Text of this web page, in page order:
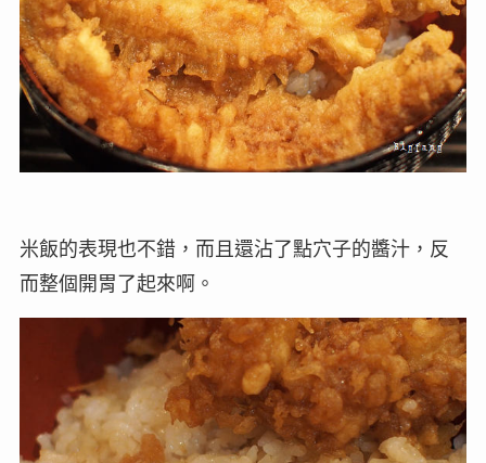
米飯的表現也不錯，而且還沾了點穴子的醬汁，反
而整個開胃了起來啊。